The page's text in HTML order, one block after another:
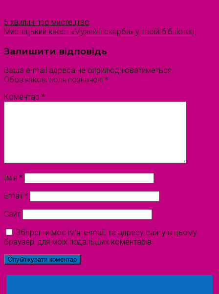
5 хвилин про мистецтво
Мистецький квест «Музейні скарби» у твоїй бібліотеці
Залишити відповідь
Ваша e-mail адреса не оприлюднюватиметься.
Обов’язкові поля позначені *
Коментар *
Ім'я *
Email *
Сайт
Зберегти моє ім'я, e-mail, та адресу сайту в цьому
браузері для моїх подальших коментарів.